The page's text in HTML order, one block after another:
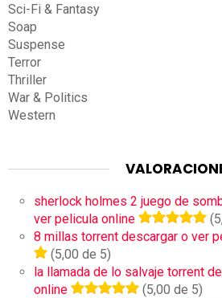
Sci-Fi & Fantasy
Soap
Suspense
Terror
Thriller
War & Politics
Western
sherlock holmes 2 juego de
ver pelicula online
8 millas torrent descargar o ver
(5,00 de 5)
la llamada de lo salvaje torrent
online
(5,00 de 5)